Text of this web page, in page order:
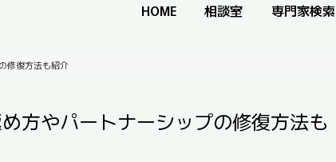
HOME 相談室 専門家検索
修復方法も紹介
方やパートナーシップの修復方法も